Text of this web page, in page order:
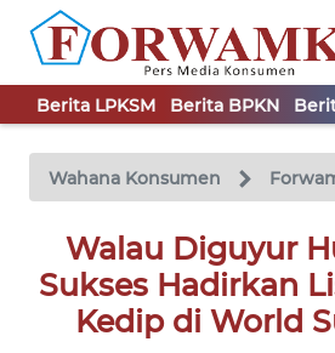
Berita LPKSM Berita BPKN
Wahana Konsumen
Walau Diguyur
Sukses Hadirkan
Kedip di World
TV
Tutup
BERITA
LPKSM
BERITA